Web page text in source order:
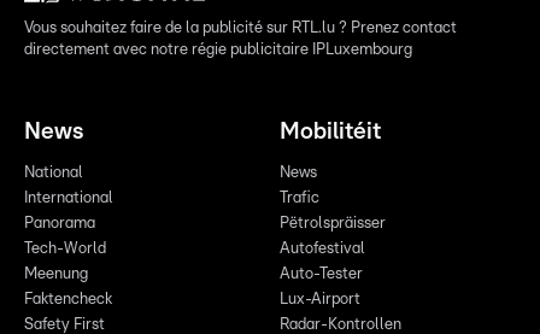
Vous souhaitez faire de la publicité sur RTL.lu ? Prenez contact
directement avec notre régie publicitaire IPLuxembourg
News
National
International
Panorama
Tech-World
Meenung
Faktencheck
Safety First
Mobilitéit
News
Trafic
Pëtrolspräisser
Autofestival
Auto-Tester
Lux-Airport
Radar-Kontrollen